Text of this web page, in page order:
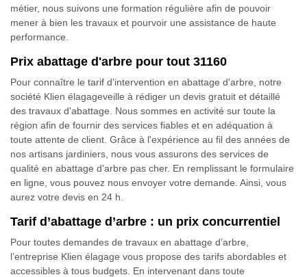
métier, nous suivons une formation régulière afin de pouvoir
mener à bien les travaux et pourvoir une assistance de haute
performance.
Prix abattage d'arbre pour tout 31160
Pour connaître le tarif d'intervention en abattage d'arbre, notre
société Klien élagageveille à rédiger un devis gratuit et détaillé
des travaux d'abattage. Nous sommes en activité sur toute la
région afin de fournir des services fiables et en adéquation à
toute attente de client. Grâce à l'expérience au fil des années de
nos artisans jardiniers, nous vous assurons des services de
qualité en abattage d'arbre pas cher. En remplissant le formulaire
en ligne, vous pouvez nous envoyer votre demande. Ainsi, vous
aurez votre devis en 24 h.
Tarif d’abattage d’arbre : un prix concurrentiel
Pour toutes demandes de travaux en abattage d’arbre,
l’entreprise Klien élagage vous propose des tarifs abordables et
accessibles à tous budgets. En intervenant dans toute